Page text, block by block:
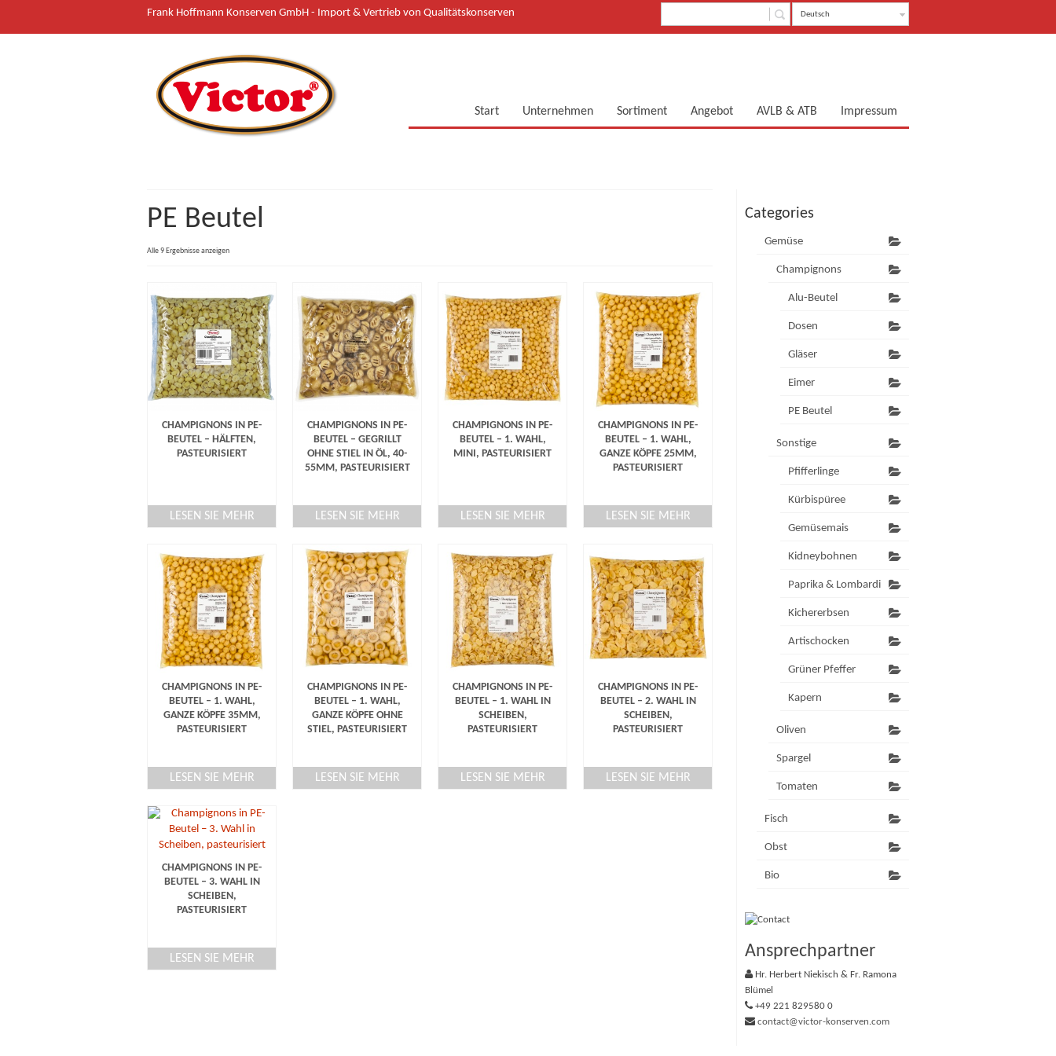
Frank Hoffmann Konserven GmbH - Import & Vertrieb von Qualitätskonserven Deutsch
Start Unternehmen Sortiment Angebot AVLB & ATB Impressum
PE Beutel
Alle 9 Ergebnisse anzeigen
CHAMPIGNONS IN PE-
BEUTEL – HÄLFTEN,
PASTEURISIERT
LESEN SIE MEHR
CHAMPIGNONS IN PE-
BEUTEL – GEGRILLT
OHNE STIEL IN ÖL, 40-
55MM, PASTEURISIERT
LESEN SIE MEHR
CHAMPIGNONS IN PE-
BEUTEL – 1. WAHL,
MINI, PASTEURISIERT
LESEN SIE MEHR
CHAMPIGNONS IN PE-
BEUTEL – 1. WAHL,
GANZE KÖPFE 25MM,
PASTEURISIERT
LESEN SIE MEHR
CHAMPIGNONS IN PE-
BEUTEL – 1. WAHL,
GANZE KÖPFE 35MM,
PASTEURISIERT
LESEN SIE MEHR
CHAMPIGNONS IN PE-
BEUTEL – 1. WAHL,
GANZE KÖPFE OHNE
STIEL, PASTEURISIERT
LESEN SIE MEHR
CHAMPIGNONS IN PE-
BEUTEL – 1. WAHL IN
SCHEIBEN,
PASTEURISIERT
LESEN SIE MEHR
CHAMPIGNONS IN PE-
BEUTEL – 2. WAHL IN
SCHEIBEN,
PASTEURISIERT
LESEN SIE MEHR
CHAMPIGNONS IN PE-
BEUTEL – 3. WAHL IN
SCHEIBEN,
PASTEURISIERT
LESEN SIE MEHR
Categories
Gemüse
Champignons
Alu-Beutel
Dosen
Gläser
Eimer
PE Beutel
Sonstige
Pfifferlinge
Kürbispüree
Gemüsemais
Kidneybohnen
Paprika & Lombardi
Kichererbsen
Artischocken
Grüner Pfeffer
Kapern
Oliven
Spargel
Tomaten
Fisch
Obst
Bio
Ansprechpartner
Hr. Herbert Niekisch & Fr. Ramona
Blümel
+49 221 829580 0
contact@victor-konserven.com